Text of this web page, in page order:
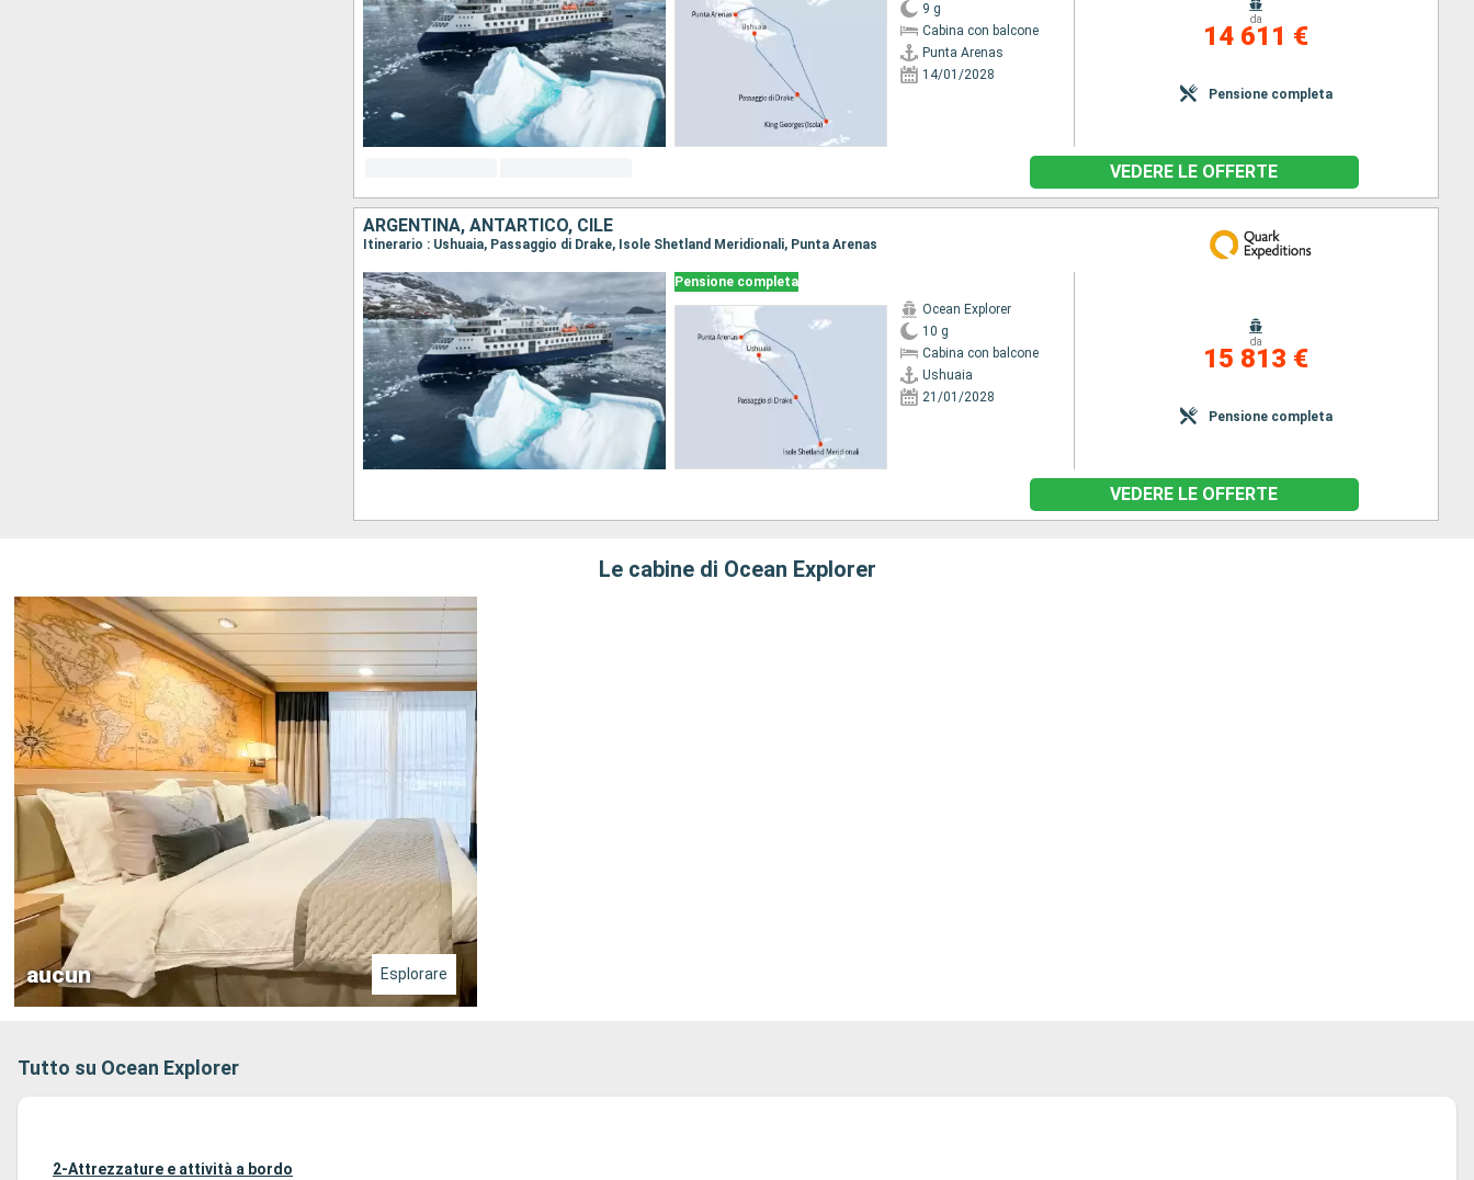
9 g
Cabina con balcone
Punta Arenas
14/01/2028
da
14 611 €
Pensione completa
VEDERE LE OFFERTE
ARGENTINA, ANTARTICO, CILE
Itinerario : Ushuaia, Passaggio di Drake, Isole Shetland Meridionali, Punta Arenas
Pensione completa
Ocean Explorer
10 g
Cabina con balcone
Ushuaia
21/01/2028
da
15 813 €
Pensione completa
VEDERE LE OFFERTE
Le cabine di Ocean Explorer
aucun Esplorare
Tutto su Ocean Explorer
2-Attrezzature e attività a bordo